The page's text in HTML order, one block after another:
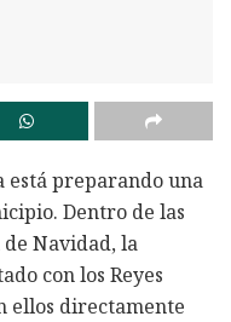
está preparando una
Dentro de las
Navidad, la
con los Reyes
ellos directamente